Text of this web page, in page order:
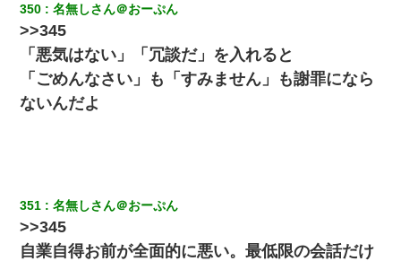
350 名無しさん＠おーぷん
>>345
「悪気はない」「冗談だ」を入れると
「ごめんなさい」も「すみません」も謝罪になら
ないんだよ
351 名無しさん＠おーぷん
>>345
自業自得お前が全面的に悪い。最低限の会話だけ